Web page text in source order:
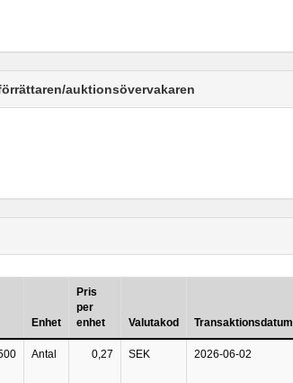
auktionsövervakaren
Enhet
Pris
per
enhet
Valutakod Transaktionsdatum
Antal 0,27 SEK 2026-06-02